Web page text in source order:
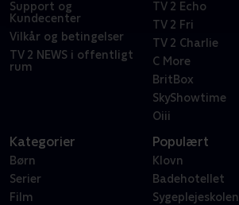
Support og
Kundecenter
Vilkår og betingelser
TV 2 NEWS i offentligt
rum
TV 2 Echo
TV 2 Fri
TV 2 Charlie
C More
BritBox
SkyShowtime
Oiii
Kategorier
Børn
Serier
Film
Populært
Klovn
Badehotellet
Sygeplejeskolen